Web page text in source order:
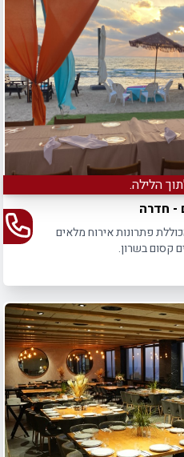
הלילה.
- חדרה
פתרונות אירוח מלאים
קסום בשרון.